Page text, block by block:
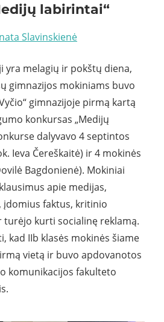
labirintai“
Slavinskienė
yra melagių ir pokštų diena,
gimnazijos mokiniams buvo
gimnazijoje pirmą kartą
konkursas „Medijų
dalyvavo 4 septintos
Ieva Čereškaitė) ir 4 mokinės
Bagdonienė). Mokiniai
apie medijas,
įdomius faktus, kritinio
kurti socialinę reklamą.
kad IIb klasės mokinės šiame
vietą ir buvo apdovanotos
komunikacijos fakulteto